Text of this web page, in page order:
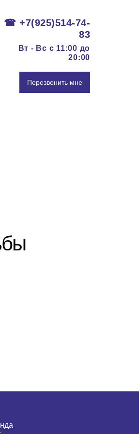
☎ +7(925)514-74-
83
Вт - Вс c 11:00 до
20:00
Перезвонить мне